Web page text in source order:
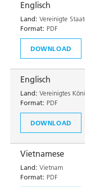
Englisch
Land: Vereinigte
Format: PDF
DOWNLOAD
Englisch
Land: Vereinigtes
Format: PDF
DOWNLOAD
Vietnamese
Land: Vietnam
Format: PDF